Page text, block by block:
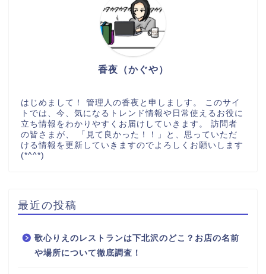
香夜（かぐや）
はじめまして！ 管理人の香夜と申しましす。 このサイ
トでは、今、気になるトレンド情報や日常使えるお役に
立ち情報をわかりやすくお届けしていきます。 訪問者
の皆さまが、 「見て良かった！！」と、思っていただ
ける情報を更新していきますのでよろしくお願いします
(*^^*)
最近の投稿
歌心りえのレストランは下北沢のどこ？お店の名前
や場所について徹底調査！